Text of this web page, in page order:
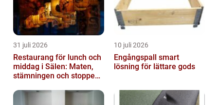
31 juli 2026
Restaurang för lunch och
middag i Sälen: Maten,
stämningen och stoppen
10 juli 2026
Engångspall smart
lösning för lättare gods